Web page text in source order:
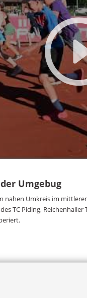
Umgebug
nahen Umkreis im
TC Piding, Reichenhaller